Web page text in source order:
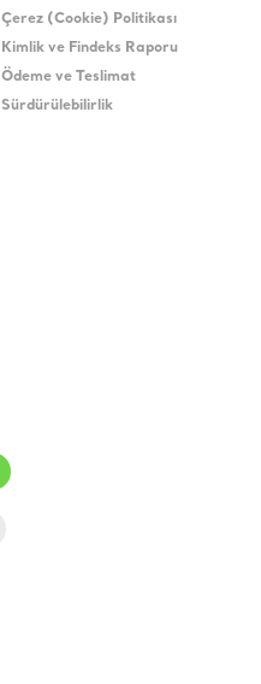
Çerez (Cookie) Politikası
Kimlik ve Findeks Raporu
Ödeme ve Teslimat
Sürdürülebilirlik